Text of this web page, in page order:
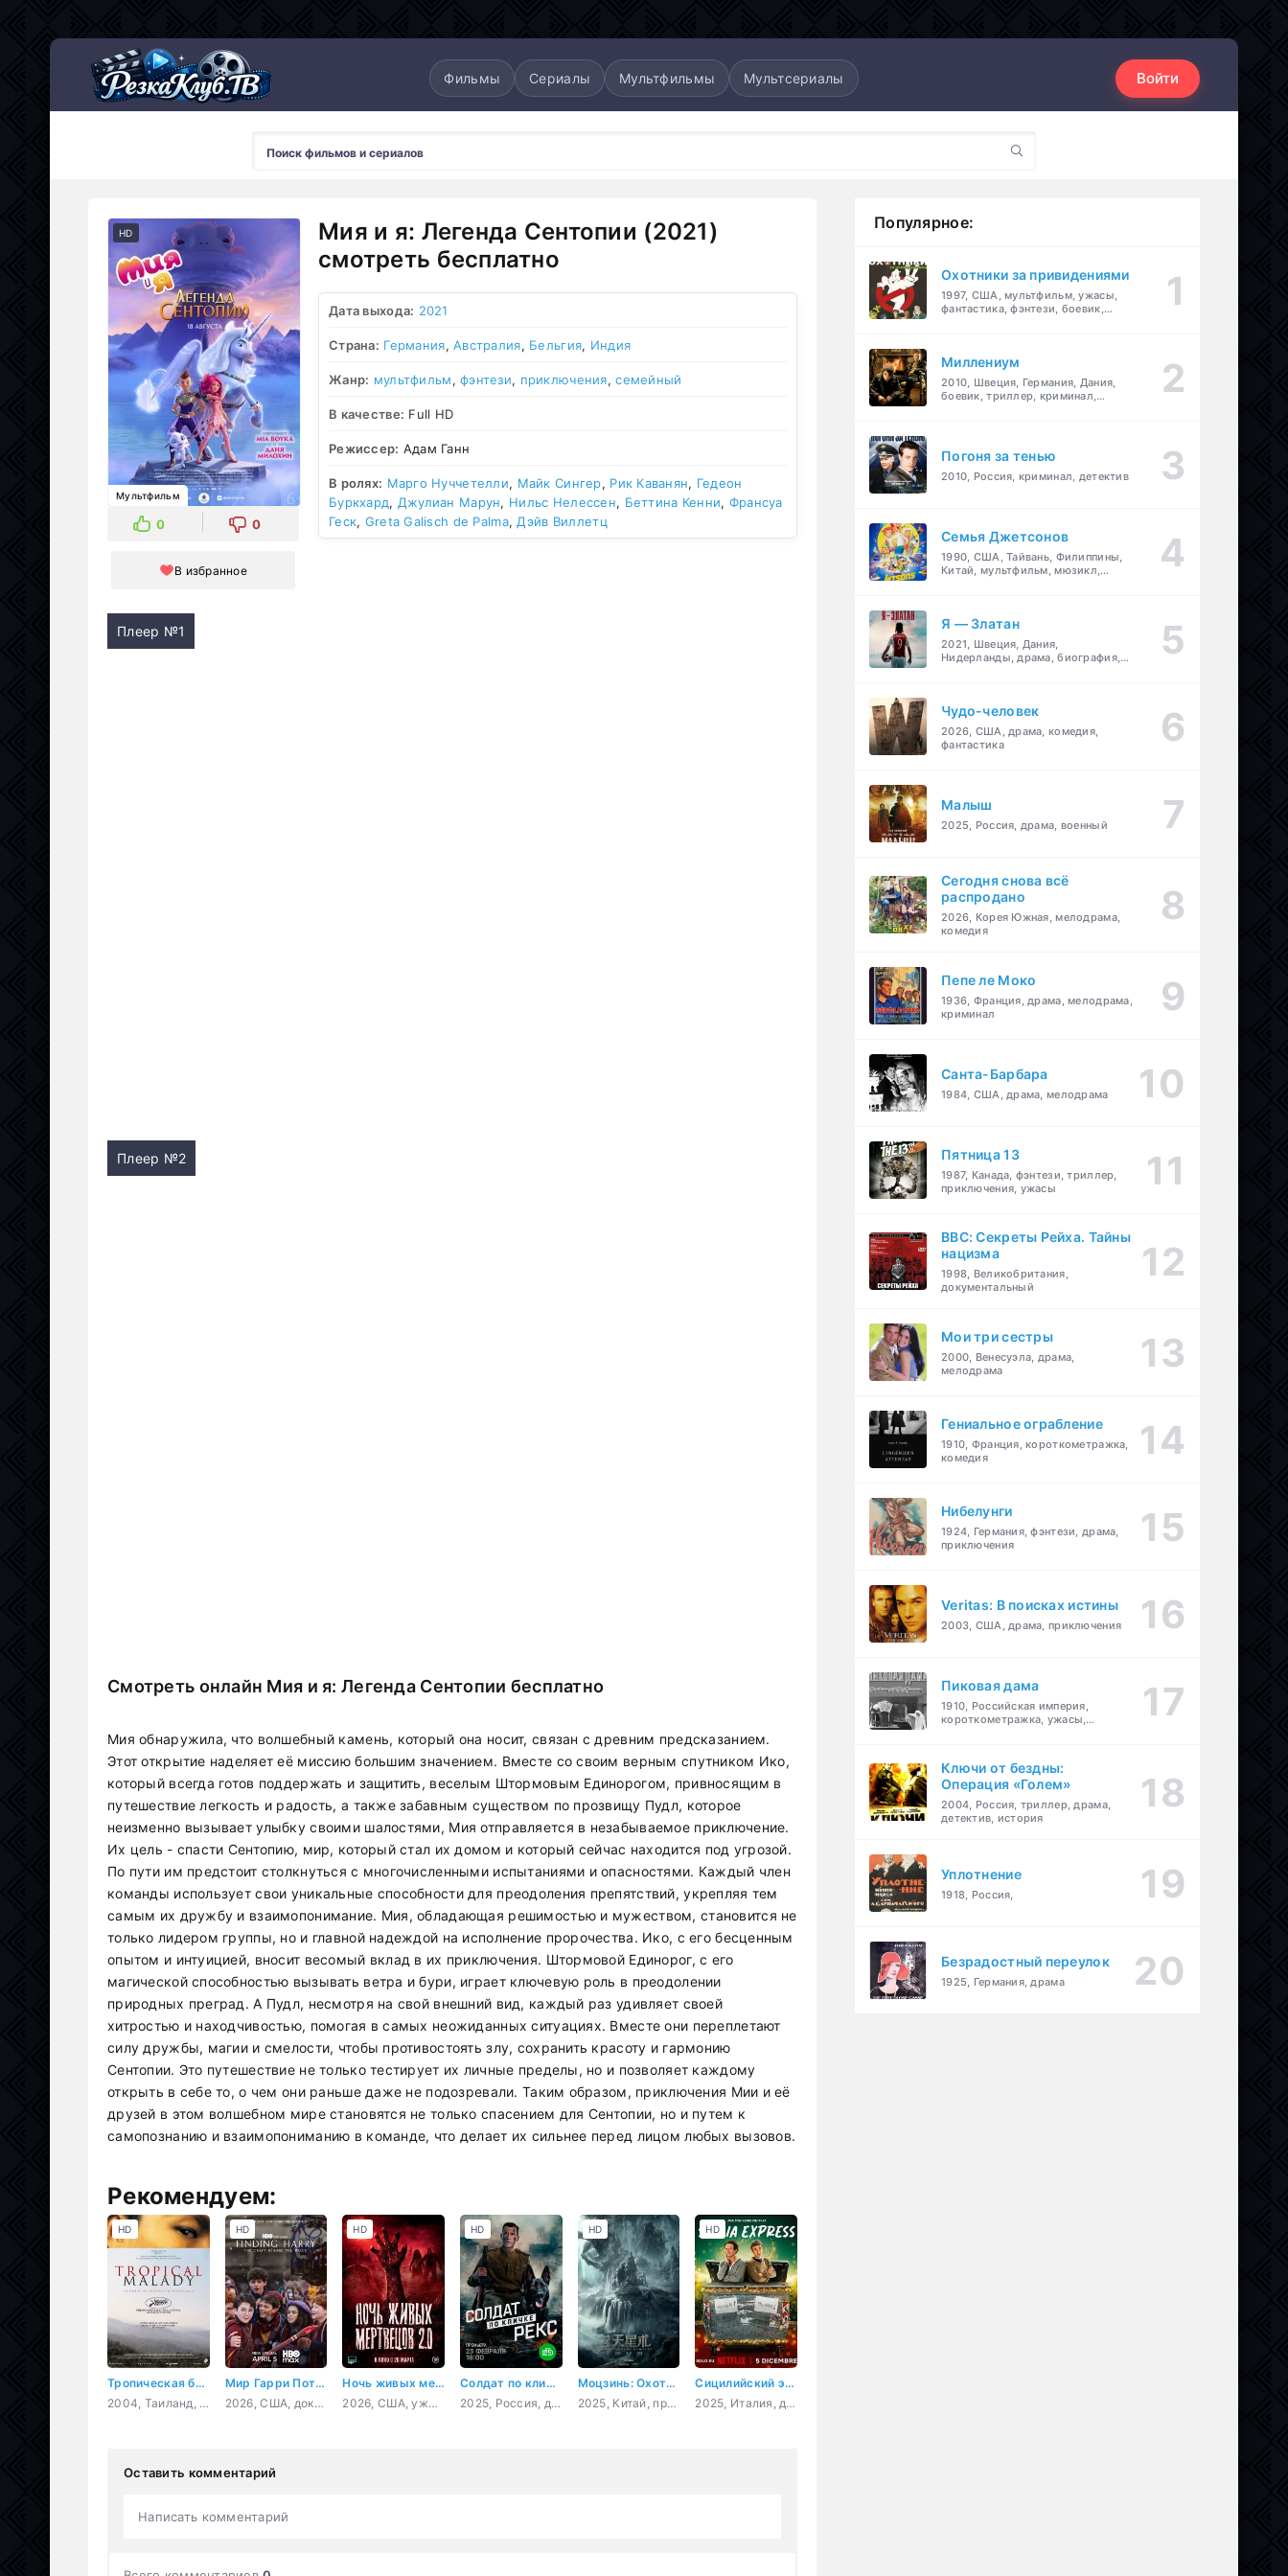
Фильмы Сериалы Мультфильмы Мультсериалы Войти
HD
Мультфильм
0 0
В избранное
Мия и я: Легенда Сентопии (2021)
смотреть бесплатно
Дата выхода: 2021
Страна: Германия,Австралия, Бельгия, Индия
Жанр: мультфильм,фэнтези, приключения,семейный
В качестве: Full HD
Режиссер: Адам Ганн
В ролях: Марго Нуччетелли, Майк Сингер, Рик Каванян, Гедеон
Буркхард, Джулиан Марун, Нильс Нелессен, Беттина Кенни, Франсуа
Геск, Greta Galisch de Palma, Дэйв Виллетц
Плеер №1
Плеер №2
Смотреть онлайн Мия и я: Легенда Сентопии бесплатно
Мия обнаружила, что волшебный камень, который она носит, связан с древним предсказанием.
Этот открытие наделяет её миссию большим значением. Вместе со своим верным спутником Ико,
который всегда готов поддержать и защитить, веселым Штормовым Единорогом, привносящим в
путешествие легкость и радость, а также забавным существом по прозвищу Пудл, которое
неизменно вызывает улыбку своими шалостями, Мия отправляется в незабываемое приключение.
Их цель - спасти Сентопию, мир, который стал их домом и который сейчас находится под угрозой.
По пути им предстоит столкнуться с многочисленными испытаниями и опасностями. Каждый член
команды использует свои уникальные способности для преодоления препятствий, укрепляя тем
самым их дружбу и взаимопонимание. Мия, обладающая решимостью и мужеством, становится не
только лидером группы, но и главной надеждой на исполнение пророчества. Ико, с его бесценным
опытом и интуицией, вносит весомый вклад в их приключения. Штормовой Единорог, с его
магической способностью вызывать ветра и бури, играет ключевую роль в преодолении
природных преград. А Пудл, несмотря на свой внешний вид, каждый раз удивляет своей
хитростью и находчивостью, помогая в самых неожиданных ситуациях. Вместе они переплетают
силу дружбы, магии и смелости, чтобы противостоять злу, сохранить красоту и гармонию
Сентопии. Это путешествие не только тестирует их личные пределы, но и позволяет каждому
открыть в себе то, о чем они раньше даже не подозревали. Таким образом, приключения Мии и её
друзей в этом волшебном мире становятся не только спасением для Сентопии, но и путем к
самопознанию и взаимопониманию в команде, что делает их сильнее перед лицом любых вызовов.
Рекомендуем:
Тропическая болезнь
2004, Таиланд, Франция, Германия, Италия, фэнтези, драма, мелодрама
HD
Мир Гарри Поттера: Мастерство, стоящее за магией
2026, США, документальный, короткометражка
HD
Ночь живых мертвецов 2.0
2026, США, ужасы
HD
Солдат по кличке Рекс
2025, Россия, драма, военный
HD
Моцзинь: Охотники за легендами
2025, Китай, приключения, фэнтези
HD
Сицилийский экспресс
2025, Италия, драма, комедия
HD
Оставить комментарий
Написать комментарий
Популярное:
Охотники за привидениями
1997, США, мультфильм, ужасы,
фантастика, фэнтези, боевик,
Миллениум
2010, Швеция, Германия, Дания,
боевик, триллер, криминал,
Погоня за тенью
2010, Россия, криминал, детектив
Семья Джетсонов
1990, США, Тайвань, Филиппины,
Китай, мультфильм, мюзикл,
Я — Златан
2021, Швеция, Дания,
Нидерланды, драма, биография,
Чудо-человек
2026, США, драма, комедия,
фантастика
Малыш
2025, Россия, драма, военный
Сегодня снова всё
распродано
2026, Корея Южная, мелодрама,
комедия
Пепе ле Моко
1936, Франция, драма, мелодрама,
криминал
Санта-Барбара
1984, США, драма, мелодрама
Пятница 13
1987, Канада, фэнтези, триллер,
приключения, ужасы
BBC: Секреты Рейха. Тайны
нацизма
1998, Великобритания,
документальный
Мои три сестры
2000, Венесуэла, драма,
мелодрама
Гениальное ограбление
1910, Франция, короткометражка,
комедия
Нибелунги
1924, Германия, фэнтези, драма,
приключения
Veritas: В поисках истины
2003, США, драма, приключения
Пиковая дама
1910, Российская империя,
короткометражка, ужасы,
Ключи от бездны:
Операция «Голем»
2004, Россия, триллер, драма,
детектив, история
Уплотнение
1918, Россия,
Безрадостный переулок
1925, Германия, драма
Мультсериалы